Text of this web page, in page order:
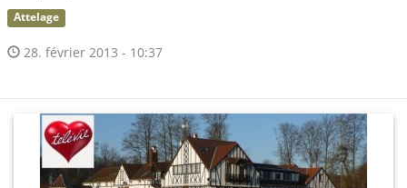
Attelage
28. février 2013 - 10:37